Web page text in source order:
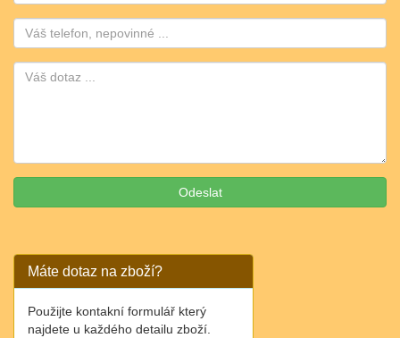
Telefon:
Máte dotaz na zboží?
Použijte kontakní formulář který
najdete u každého detailu zboží.